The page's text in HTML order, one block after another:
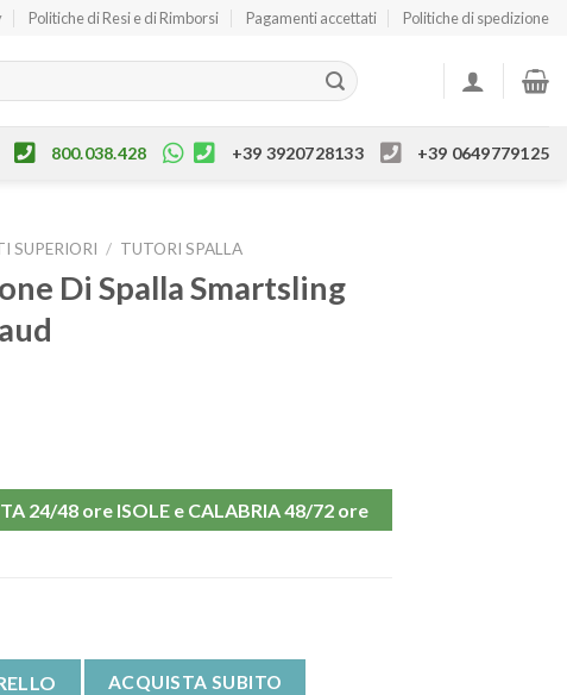
Politiche di Resi e di Rimborsi Pagamenti accettati Politiche di spedizione
800.038.428 +39 3920728133 +39 0649779125
SUPERIORI / TUTORI SPALLA
Di Spalla Smartsling
24/48 ore ISOLE e CALABRIA 48/72 ore
Smartsling 15°-30° Dr Gibaud quantità
ACQUISTA SUBITO